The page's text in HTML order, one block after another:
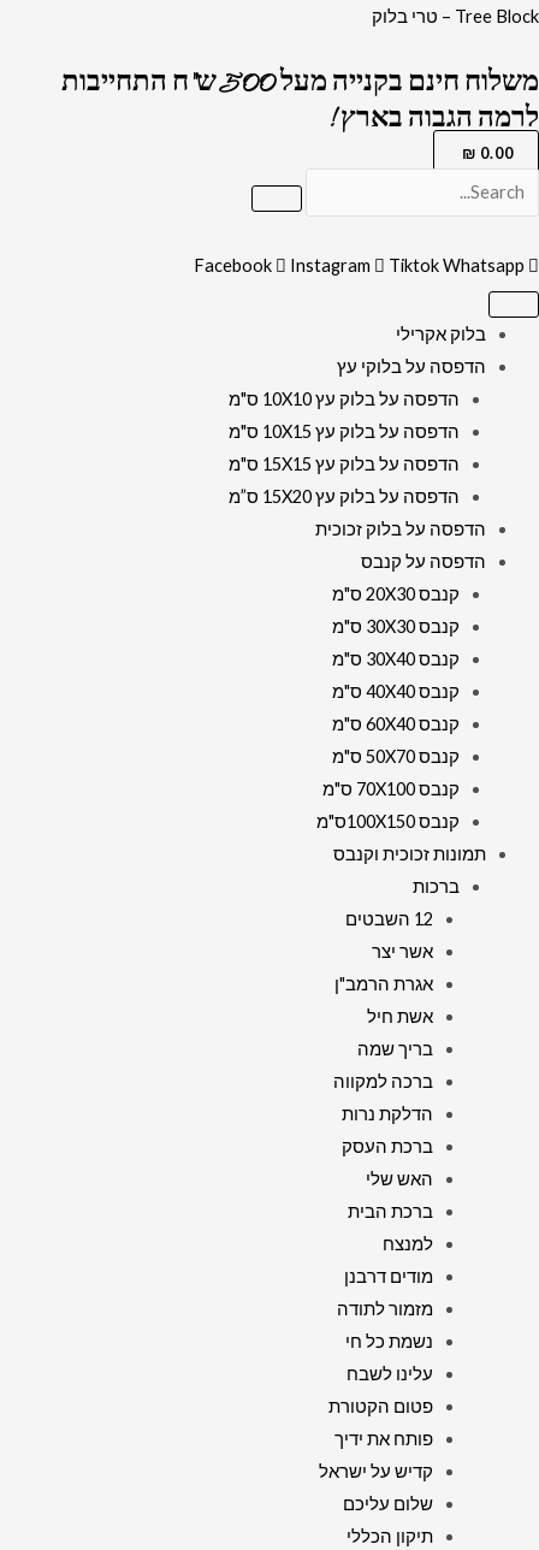
דילוג
Tree Block – טרי בלוק
משלוח חינם בקנייה מעל 500 ש"ח התחייבות
לרמה הגבוה בארץ !
0.00
₪
Facebook Instagram TiktokWhatsapp
בלוק אקרילי
הדפסה על בלוקי עץ
הדפסה על בלוק עץ 10X10 ס"מ
הדפסה על בלוק עץ 10X15 ס"מ
הדפסה על בלוק עץ 15X15 ס"מ
הדפסה על בלוק עץ 15X20 ס”מ
הדפסה על בלוק זכוכית
הדפסה על קנבס
קנבס 20X30 ס"מ
קנבס 30X30 ס"מ
קנבס 30X40 ס"מ
קנבס 40X40 ס"מ
קנבס 60X40 ס"מ
קנבס 50X70 ס"מ
קנבס 70X100 ס"מ
קנבס 100X150ס"מ
תמונות זכוכית וקנבס
ברכות
12 השבטים
אשר יצר
אגרת הרמב"ן
אשת חיל
בריך שמה
ברכה למקווה
הדלקת נרות
ברכת העסק
האש שלי
ברכת הבית
למנצח
מודים דרבנן
מזמור לתודה
נשמת כל חי
עלינו לשבח
פטום הקטורת
פותח את ידיך
קדיש על ישראל
שלום עליכם
תיקון הכללי
כמות
5068
-
תמונה
קנייבסקי
בשחור
לבן
קנבס
זכוכית